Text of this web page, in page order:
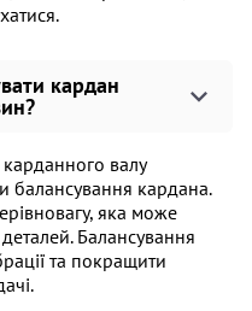
кардан
валу
балансування кардана.
яка може
Балансування
та покращити